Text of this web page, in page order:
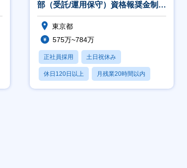
部（受託/運用保守）資格報奨金制度
◎/年間休日125日/平均残業1
東京都
575万~784万
正社員採用 土日祝休み
休日120日以上 月残業20時間以内
賞与あり